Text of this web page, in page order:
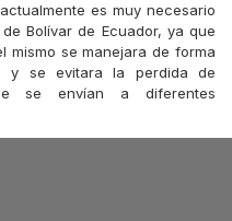
es muy necesario
Bolívar de Ecuador, ya que
mismo se manejara de forma
y se evitara la perdida de
se envían a diferentes